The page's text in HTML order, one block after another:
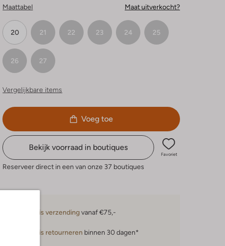
Maattabel Maat uitverkocht?
20 21 22 23 24 25
26 27
Vergelijkbare items
Voeg toe
Bekijk voorraad in boutiques
Favoriet
Reserveer direct in een van onze 37 boutiques
Gratis verzendingvanaf €75,-
Gratis retourneren binnen 30 dagen*